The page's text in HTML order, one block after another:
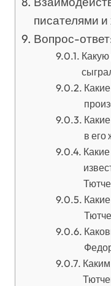
писателями
Вопрос-
в его